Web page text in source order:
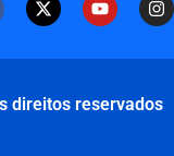
direitos reservados